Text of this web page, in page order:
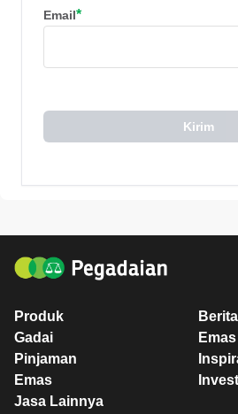
Email*
Kirim
Produk
Gadai
Pinjaman
Emas
Jasa Lainnya
Emas